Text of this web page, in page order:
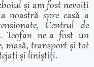
și am fost nevoiți
noastră spre casă a
Centrul de
Teofan ne-a fost un
masă, transport și tot
și liniștiți.